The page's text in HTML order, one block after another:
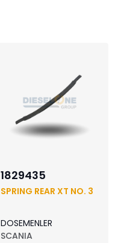
1829435
SPRING REAR XT NO. 3
DOSEMENLER
SCANIA